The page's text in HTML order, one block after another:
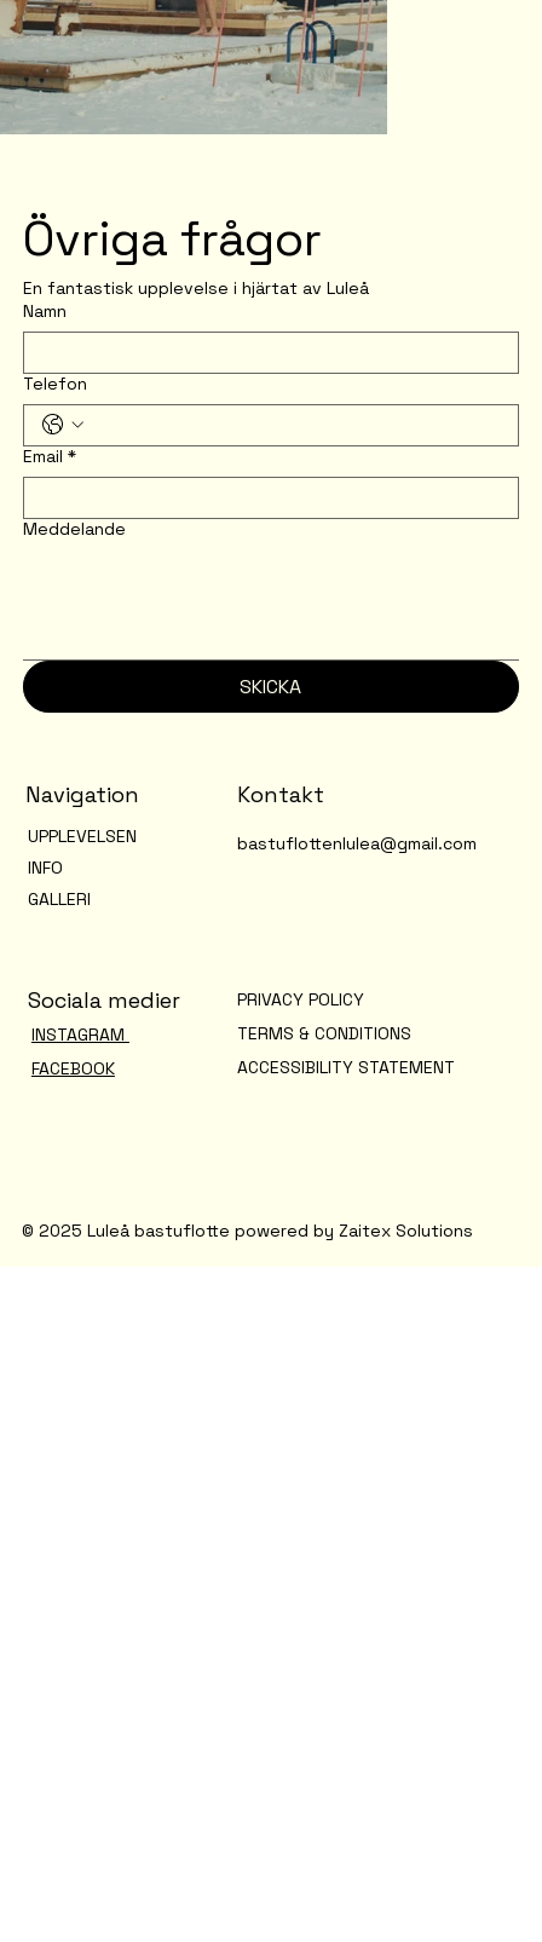
© 2025 Luleå bastuflotte powered by Zaitex Solutions
Övriga frågor
En fantastisk upplevelse i hjärtat av Luleå
Namn
Telefon
Email *
Meddelande
SKICKA
Navigation
UPPLEVELSEN
INFO
GALLERI
Sociala medier
INSTAGRAM
FACEBOOK
Kontakt
bastuflottenlulea@gmail.com
PRIVACY POLICY
TERMS & CONDITIONS
ACCESSIBILITY STATEMENT